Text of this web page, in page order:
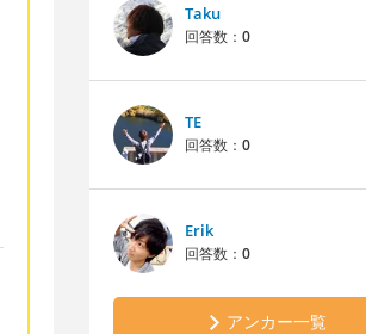
Taku
回答数： 0
TE
回答数： 0
Erik
回答数： 0
アンカー一覧